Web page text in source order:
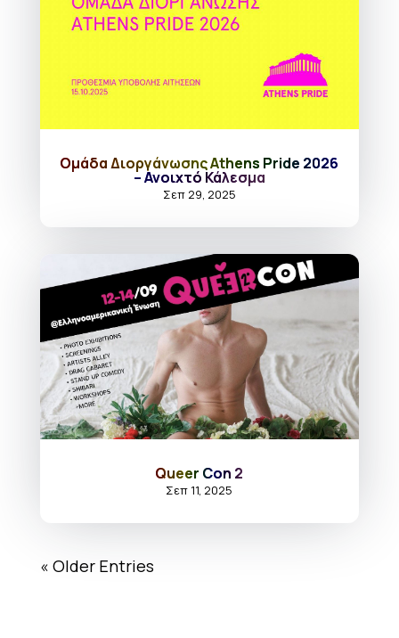
Ομάδα Διοργάνωσης Athens Pride 2026
– Ανοιχτό Κάλεσμα
Σεπ 29, 2025
Queer Con 2
Σεπ 11, 2025
« Older Entries